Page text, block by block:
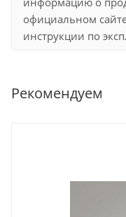
официальном
инструкции по
Рекомендуем